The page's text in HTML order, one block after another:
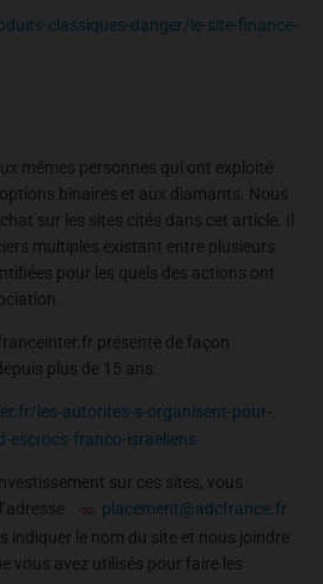
classiques-danger/le-site-finance-
mêmes personnes qui ont exploité
binaires et aux diamants. Nous
sur les sites cités dans cet article. Il
multiples existant entre plusieurs
pour les quels des actions ont
présente de façon
plus de 15 ans.
les-autorites-s-organisent-pour-
escrocs-franco-israeliens
sur ces sites, vous
placement@adcfrance.fr.
indiquer le nom du site et nous joindre
vous avez utilisés pour faire les